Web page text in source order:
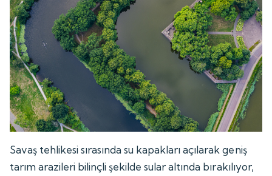
Savaş tehlikesi sırasında su kapakları açılarak geniş
tarım arazileri bilinçli şekilde sular altında bırakılıyor,